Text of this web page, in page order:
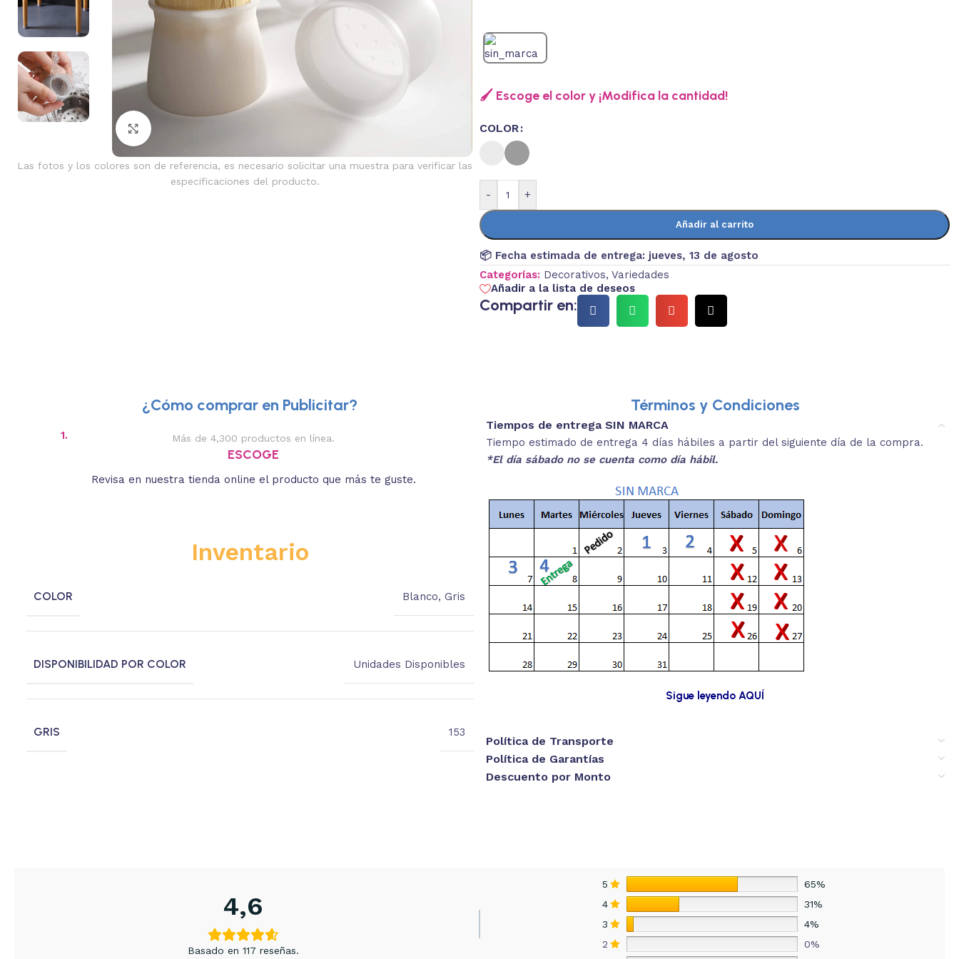
Las fotos y los colores son de referencia, es necesario solicitar una muestra para verificar las
especificaciones del producto.
🖌️ Escoge el color y ¡Modifica la cantidad!
COLOR
- +
Añadir al carrito
📦 Fecha estimada de entrega: jueves, 13 de agosto
Categorías: Decorativos, Variedades
Añadir a la lista de deseos
Compartir en:
¿Cómo comprar en Publicitar?
1. Más de 4,300 productos en línea.
ESCOGE
Revisa en nuestra tienda online el producto que más te guste.
Descripciones breves y medidas aproximadas.
REVISA
estás buscando.
3.
Inventario
COLOR Blanco, Gris
DISPONIBILIDAD POR COLOR Unidades Disponibles
GRIS 153
Términos y Condiciones
Tiempos de entrega SIN MARCA
Tiempo estimado de entrega 4 días hábiles a partir del siguiente día de la compra.
*El día sábado no se cuenta como día hábil.
Sigue leyendo AQUÍ
Política de Transporte
Política de Garantías
Descuento por Monto
4,6
Basado en 117 reseñas.
5
65%
4
31%
3
4%
2
0%